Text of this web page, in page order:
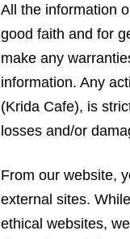
All the information
good faith and for
make any
information. Any
(Krida Cafe), is
losses and/or
From our website,
external sites.
ethical websites,